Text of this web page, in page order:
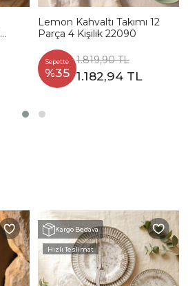
Lemon Kahvaltı Takımı 12
Parça 4 Kişilik 22090
Sepette
%35
1.819,90 TL
1.182,94 TL
Kargo Bedava
Hızlı Teslimat